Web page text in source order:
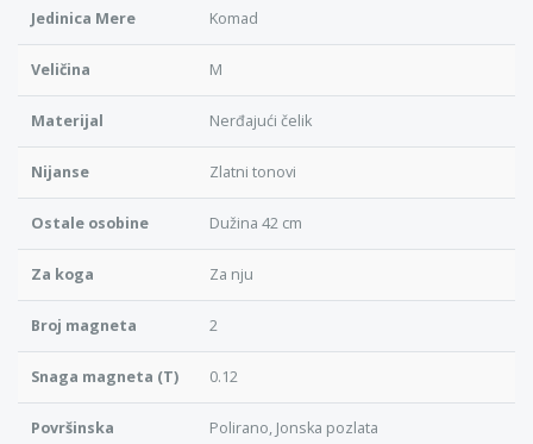
Jedinica Mere Komad
Veličina M
Materijal Nerđajući čelik
Nijanse Zlatni tonovi
Ostale osobine Dužina 42 cm
Za koga Za nju
Broj magneta 2
Snaga magneta (T) 0.12
Površinska
Polirano, Jonska pozlata